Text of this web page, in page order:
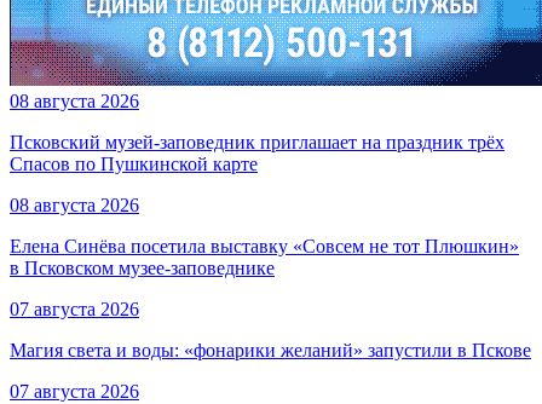
08 августа 2026
Псковский музей-заповедник приглашает на праздник трёх
Спасов по Пушкинской карте
08 августа 2026
Елена Синёва посетила выставку «Совсем не тот Плюшкин»
в Псковском музее-заповеднике
07 августа 2026
Магия света и воды: «фонарики желаний» запустили в Пскове
07 августа 2026